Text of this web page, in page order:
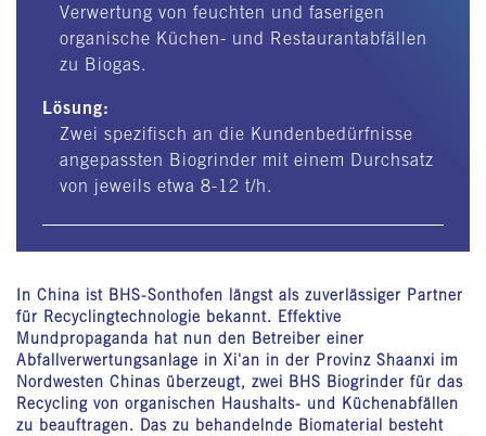
Verwertung von feuchten und faserigen
organische Küchen- und Restaurantabfällen
zu Biogas.
Lösung:
Zwei spezifisch an die Kundenbedürfnisse
angepassten Biogrinder mit einem Durchsatz
von jeweils etwa 8-12 t/h.
In China ist BHS-Sonthofen längst als zuverlässiger Partner
für Recyclingtechnologie bekannt. Effektive
Mundpropaganda hat nun den Betreiber einer
Abfallverwertungsanlage in Xi'an in der Provinz Shaanxi im
Nordwesten Chinas überzeugt, zwei BHS Biogrinder für das
Recycling von organischen Haushalts- und Küchenabfällen
zu beauftragen. Das zu behandelnde Biomaterial besteht